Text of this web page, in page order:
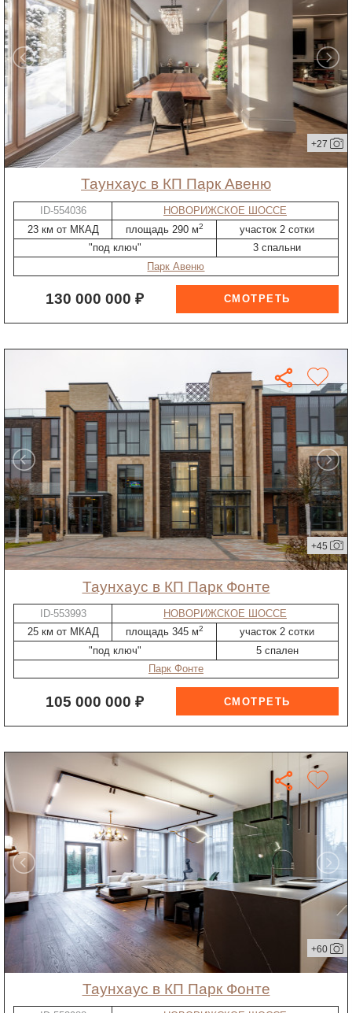
+27
таунхаус в КП Парк Авеню
ID-554036
НОВОРИЖСКОЕ ШОССЕ
23 км от МКАД
площадь 290 м2
участок 2 сотки
"под ключ"
3 спальни
Парк Авеню
130 000 000 ₽
+45
таунхаус в КП Парк Фонте
ID-553993
НОВОРИЖСКОЕ ШОССЕ
25 км от МКАД
площадь 345 м2
участок 2 сотки
"под ключ"
5 спален
Парк Фонте
105 000 000 ₽
+60
таунхаус в КП Парк Фонте